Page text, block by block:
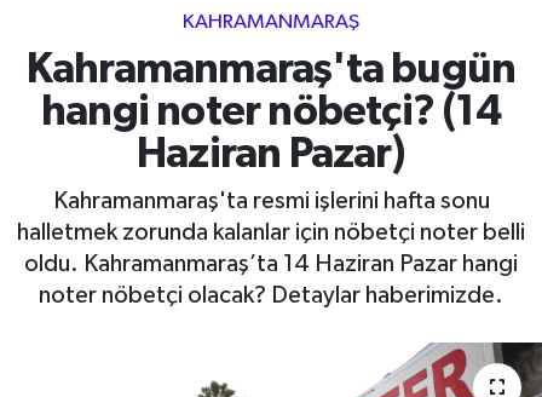
KAHRAMANMARAŞ
Kahramanmaraş'ta bugün
hangi noter nöbetçi? (14
Haziran Pazar)
Kahramanmaraş'ta resmi işlerini hafta sonu
halletmek zorunda kalanlar için nöbetçi noter belli
oldu. Kahramanmaraş’ta 14 Haziran Pazar hangi
noter nöbetçi olacak? Detaylar haberimizde.
Ekonomi
Genel
Güncel
Haberde İnsan
Süper Lig Puan Durumu ve Fikstür
Tüm Manşetler
Son Dakika Haberleri
Haber Arşivi